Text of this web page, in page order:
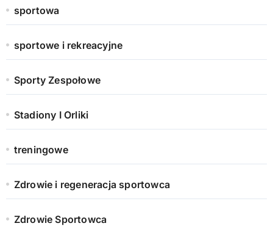
sportowa
sportowe i rekreacyjne
Sporty Zespołowe
Stadiony I Orliki
treningowe
Zdrowie i regeneracja sportowca
Zdrowie Sportowca